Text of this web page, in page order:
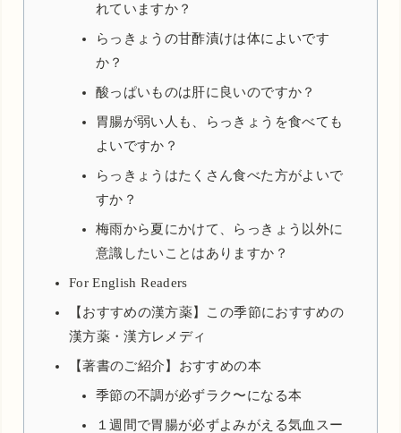
れていますか？
らっきょうの甘酢漬けは体によいです
か？
酸っぱいものは肝に良いのですか？
胃腸が弱い人も、らっきょうを食べても
よいですか？
らっきょうはたくさん食べた方がよいで
すか？
梅雨から夏にかけて、らっきょう以外に
意識したいことはありますか？
For English Readers
【おすすめの漢方薬】この季節におすすめの
漢方薬・漢方レメディ
【著書のご紹介】おすすめの本
季節の不調が必ずラク〜になる本
１週間で胃腸が必ずよみがえる気血スー